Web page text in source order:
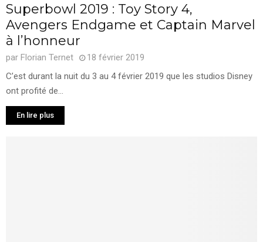
Superbowl 2019 : Toy Story 4,
Avengers Endgame et Captain Marvel
à l’honneur
par Florian Ternet
18 février 2019
C’est durant la nuit du 3 au 4 février 2019 que les studios Disney
ont profité de...
En lire plus